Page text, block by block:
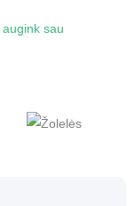
augink sau